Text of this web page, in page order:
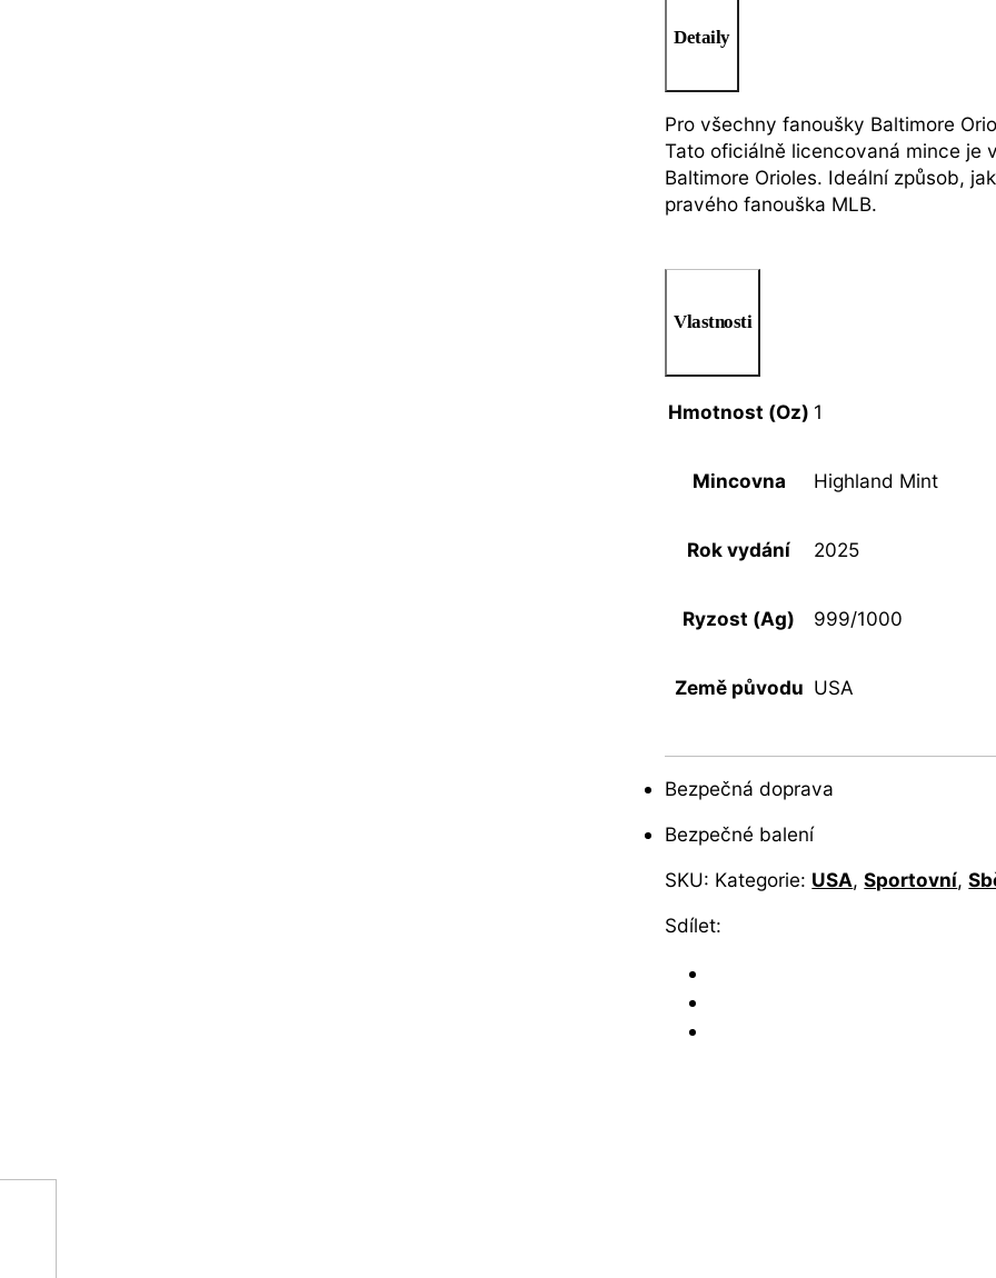
Detaily
Pro všechny fanoušky Baltimore
Tato oficiálně licencovaná mince je
Baltimore Orioles. Ideální způsob,
pravého fanouška MLB.
Vlastnosti
Hmotnost (Oz) 1
Mincovna Highland Mint
Rok vydání 2025
Ryzost (Ag) 999/1000
Země původu USA
Bezpečná doprava
Bezpečné balení
SKU: Kategorie: USA,Sportovní,
Sdílet: